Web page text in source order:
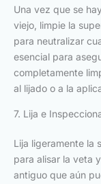
Una vez que se
viejo, limpie la
para neutralizar
esencial para
completamente
al lijado o a la
7. Lija e
Lija ligeramente la
para alisar la veta
antiguo que aún